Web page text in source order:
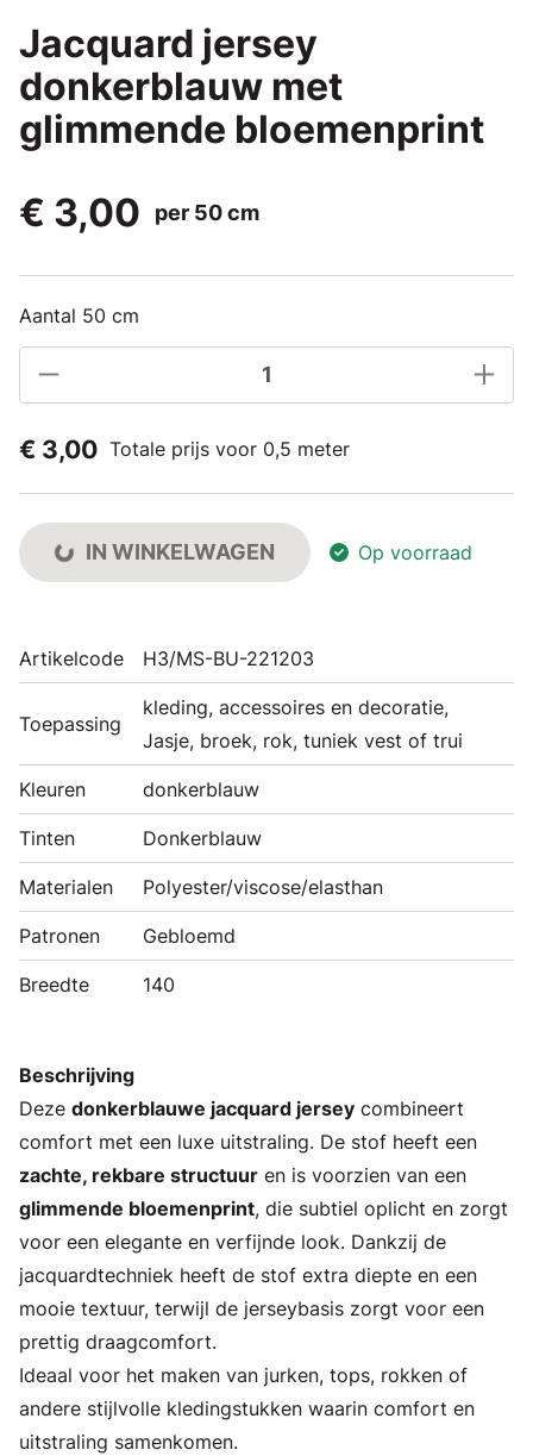
Jacquard jersey
donkerblauw met
glimmende bloemenprint
€ 3,00
per 50 cm
Aantal 50 cm
€ 3,00 Totale prijs voor 0,5 meter
IN WINKELWAGEN Op voorraad
Artikelcode H3/MS-BU-221203
Toepassing
kleding, accessoires en decoratie,
Jasje, broek, rok, tuniek vest of trui
Kleuren donkerblauw
Tinten Donkerblauw
Materialen Polyester/viscose/elasthan
Patronen Gebloemd
Breedte 140
Beschrijving
Deze donkerblauwe jacquard jersey combineert
comfort met een luxe uitstraling. De stof heeft een
zachte, rekbare structuur en is voorzien van een
glimmende bloemenprint, die subtiel oplicht en zorgt
voor een elegante en verfijnde look. Dankzij de
jacquardtechniek heeft de stof extra diepte en een
mooie textuur, terwijl de jerseybasis zorgt voor een
prettig draagcomfort.
Ideaal voor het maken van jurken, tops, rokken of
andere stijlvolle kledingstukken waarin comfort en
uitstraling samenkomen.